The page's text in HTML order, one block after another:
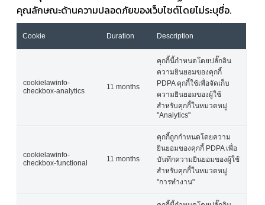
คุณลักษณะด้านความปลอดภัยของเว็บไซต์โดยไม่ระบุชื่อ.
Cookie Duration Description
cookielawinfo-
checkbox-analytics
11 months
คุกกี้นี้กำหนดโดยปลั๊กอิน
ความยินยอมของคุกกี้
PDPA คุกกี้ใช้เพื่อจัดเก็บ
ความยินยอมของผู้ใช้
สำหรับคุกกี้ในหมวดหมู่
"Analytics"
cookielawinfo-
checkbox-functional
11 months
คุกกี้ถูกกำหนดโดยความ
ยินยอมของคุกกี้ PDPA เพื่อ
บันทึกความยินยอมของผู้ใช้
สำหรับคุกกี้ในหมวดหมู่
"การทำงาน"